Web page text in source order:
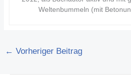
Weltenbummeln (mit
← Vorheriger Beitrag